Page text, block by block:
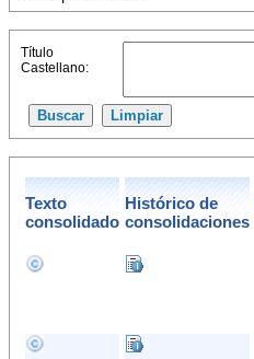
Título
Castellano:
Texto
consolidado
Histórico de
consolidaciones